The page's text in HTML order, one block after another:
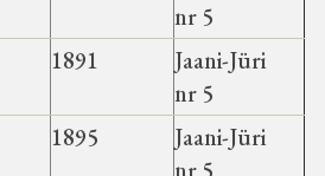
nr 5
1891
Jaani-Jüri
nr 5
1895
Jaani-Jüri